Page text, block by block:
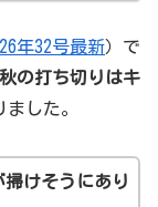
年32号最新）で
秋の打ち切りはキ
した。
掃けそうにあり